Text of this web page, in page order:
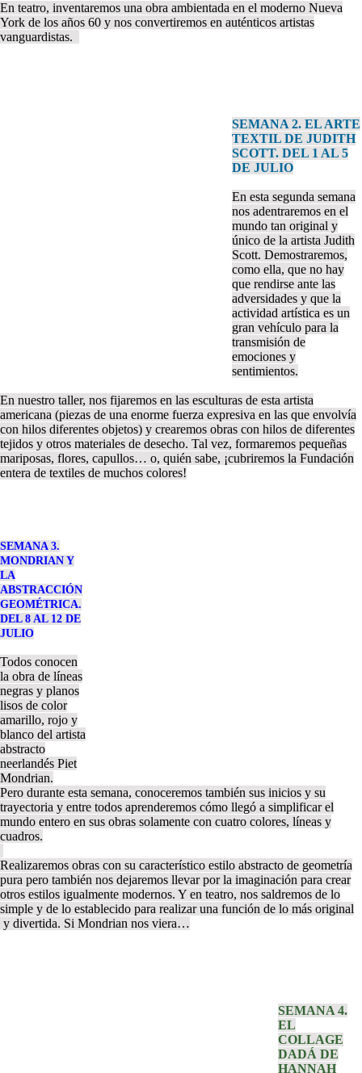
En teatro, inventaremos una obra ambientada en el moderno Nueva
York de los años 60 y nos convertiremos en auténticos artistas
vanguardistas.
SEMANA 2. EL ARTE
TEXTIL DE JUDITH
SCOTT. DEL 1 AL 5
DE JULIO
En esta segunda semana
nos adentraremos en el
mundo tan original y
único de la artista Judith
Scott. Demostraremos,
como ella, que no hay
que rendirse ante las
adversidades y que la
actividad artística es un
gran vehículo para la
transmisión de
emociones y
sentimientos.
En nuestro taller, nos fijaremos en las esculturas de esta artista
americana (piezas de una enorme fuerza expresiva en las que envolvía
con hilos diferentes objetos) y crearemos obras con hilos de diferentes
tejidos y otros materiales de desecho. Tal vez, formaremos pequeñas
mariposas, flores, capullos… o, quién sabe, ¡cubriremos la Fundación
entera de textiles de muchos colores!
SEMANA 3.
MONDRIAN Y
LA
ABSTRACCIÓN
GEOMÉTRICA.
DEL 8 AL 12 DE
JULIO
Todos conocen
la obra de líneas
negras y planos
lisos de color
amarillo, rojo y
blanco del artista
abstracto
neerlandés Piet
Mondrian.
Pero durante esta semana, conoceremos también sus inicios y su
trayectoria y entre todos aprenderemos cómo llegó a simplificar el
mundo entero en sus obras solamente con cuatro colores, líneas y
cuadros.
Realizaremos obras con su característico estilo abstracto de geometría
pura pero también nos dejaremos llevar por la imaginación para crear
otros estilos igualmente modernos. Y en teatro, nos saldremos de lo
simple y de lo establecido para realizar una función de lo más original
y divertida. Si Mondrian nos viera…
SEMANA 4.
EL
COLLAGE
DADÁ DE
HANNAH